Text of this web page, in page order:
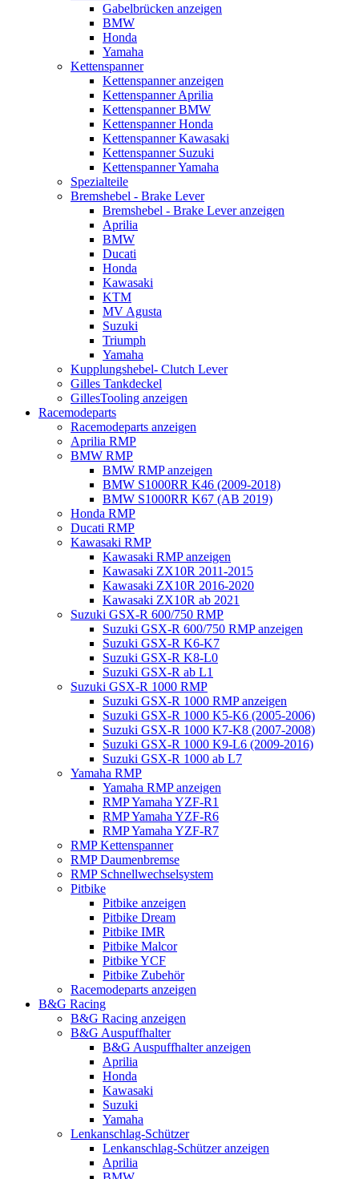
Gabelbrücken anzeigen
BMW
Honda
Yamaha
Kettenspanner
Kettenspanner anzeigen
Kettenspanner Aprilia
Kettenspanner BMW
Kettenspanner Honda
Kettenspanner Kawasaki
Kettenspanner Suzuki
Kettenspanner Yamaha
Spezialteile
Bremshebel - Brake Lever
Bremshebel - Brake Lever anzeigen
Aprilia
BMW
Ducati
Honda
Kawasaki
KTM
MV Agusta
Suzuki
Triumph
Yamaha
Kupplungshebel- Clutch Lever
Gilles Tankdeckel
GillesTooling anzeigen
Racemodeparts
Racemodeparts anzeigen
Aprilia RMP
BMW RMP
BMW RMP anzeigen
BMW S1000RR K46 (2009-2018)
BMW S1000RR K67 (AB 2019)
Honda RMP
Ducati RMP
Kawasaki RMP
Kawasaki RMP anzeigen
Kawasaki ZX10R 2011-2015
Kawasaki ZX10R 2016-2020
Kawasaki ZX10R ab 2021
Suzuki GSX-R 600/750 RMP
Suzuki GSX-R 600/750 RMP anzeigen
Suzuki GSX-R K6-K7
Suzuki GSX-R K8-L0
Suzuki GSX-R ab L1
Suzuki GSX-R 1000 RMP
Suzuki GSX-R 1000 RMP anzeigen
Suzuki GSX-R 1000 K5-K6 (2005-2006)
Suzuki GSX-R 1000 K7-K8 (2007-2008)
Suzuki GSX-R 1000 K9-L6 (2009-2016)
Suzuki GSX-R 1000 ab L7
Yamaha RMP
Yamaha RMP anzeigen
RMP Yamaha YZF-R1
RMP Yamaha YZF-R6
RMP Yamaha YZF-R7
RMP Kettenspanner
RMP Daumenbremse
RMP Schnellwechselsystem
Pitbike
Pitbike anzeigen
Pitbike Dream
Pitbike IMR
Pitbike Malcor
Pitbike YCF
Pitbike Zubehör
Racemodeparts anzeigen
B&G Racing
B&G Racing anzeigen
B&G Auspuffhalter
B&G Auspuffhalter anzeigen
Aprilia
Honda
Kawasaki
Suzuki
Yamaha
Lenkanschlag-Schützer
Lenkanschlag-Schützer anzeigen
Aprilia